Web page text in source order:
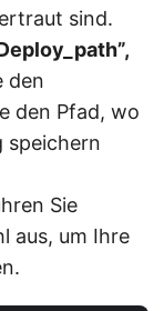
sind.
den
den Pfad, wo
speichern
Sie
aus, um Ihre